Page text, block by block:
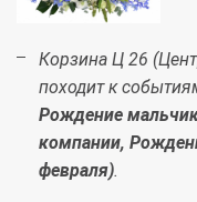
Корзина Ц 26
походит к
Рождение
компании,
февраля).